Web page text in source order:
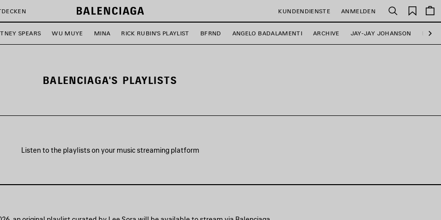
KUNDENDIENSTE ANMELDEN Suchen
Artikel
SPEARS WU MUYE MINA RICK RUBIN'S PLAYLIST BFRND ANGELO BADALAMENTI ARCHIVE JAY-JAY JOHANSON
BALENCIAGA'S PLAYLISTS
Listen to the playlists on your music streaming platform